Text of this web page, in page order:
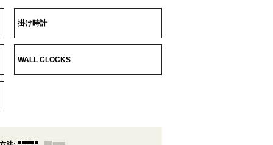
掛け時計
WALL CLOCKS